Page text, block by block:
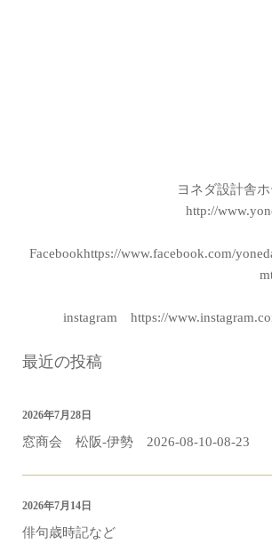
ヨネダ設計舎
http://
Facebookhttps://www.facebook.com/
instagram https://
最近の投稿
窓商会 松阪-伊勢 2026-08-10-08-23
2026年7月28日
俳句歳時記など
2026年7月14日